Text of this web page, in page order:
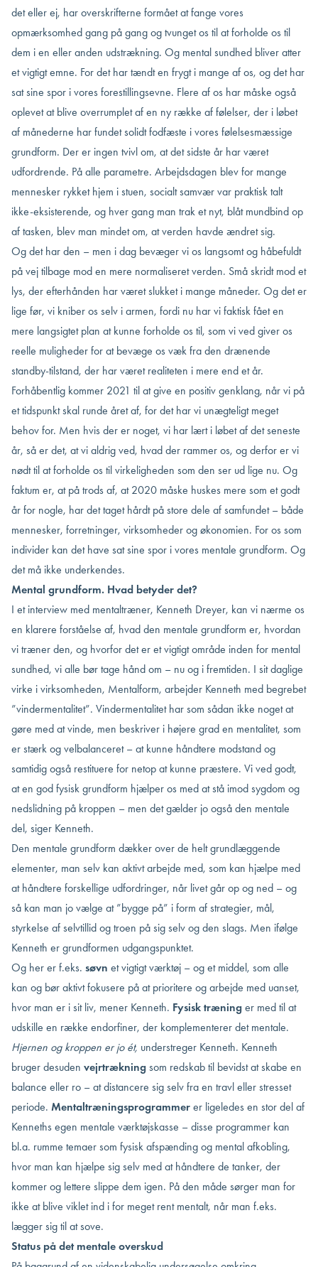
det eller ej, har overskrifterne formået at fange vores
opmærksomhed gang på gang og tvunget os til at forholde os til
dem i en eller anden udstrækning. Og mental sundhed bliver atter
et vigtigt emne. For det har tændt en frygt i mange af os, og det har
sat sine spor i vores forestillingsevne. Flere af os har måske også
oplevet at blive overrumplet af en ny række af følelser, der i løbet
af månederne har fundet solidt fodfæste i vores følelsesmæssige
grundform. Der er ingen tvivl om, at det sidste år har været
udfordrende. På alle parametre. Arbejdsdagen blev for mange
mennesker rykket hjem i stuen, socialt samvær var praktisk talt
ikke-eksisterende, og hver gang man trak et nyt, blåt mundbind op
af tasken, blev man mindet om, at verden havde ændret sig.
Og det har den – men i dag bevæger vi os langsomt og håbefuldt
på vej tilbage mod en mere normaliseret verden. Små skridt mod et
lys, der efterhånden har været slukket i mange måneder. Og det er
lige før, vi kniber os selv i armen, fordi nu har vi faktisk fået en
mere langsigtet plan at kunne forholde os til, som vi ved giver os
reelle muligheder for at bevæge os væk fra den drænende
standby-tilstand, der har været realiteten i mere end et år.
Forhåbentlig kommer 2021 til at give en positiv genklang, når vi på
et tidspunkt skal runde året af, for det har vi unægteligt meget
behov for. Men hvis der er noget, vi har lært i løbet af det seneste
år, så er det, at vi aldrig ved, hvad der rammer os, og derfor er vi
nødt til at forholde os til virkeligheden som den ser ud lige nu. Og
faktum er, at på trods af, at 2020 måske huskes mere som et godt
år for nogle, har det taget hårdt på store dele af samfundet – både
mennesker, forretninger, virksomheder og økonomien. For os som
individer kan det have sat sine spor i vores mentale grundform. Og
det må ikke underkendes.
Mental grundform. Hvad betyder det?
I et interview med mentaltræner, Kenneth Dreyer, kan vi nærme os
en klarere forståelse af, hvad den mentale grundform er, hvordan
vi træner den, og hvorfor det er et vigtigt område inden for mental
sundhed, vi alle bør tage hånd om – nu og i fremtiden. I sit daglige
virke i virksomheden, Mentalform, arbejder Kenneth med begrebet
”vindermentalitet”. Vindermentalitet har som sådan ikke noget at
gøre med at vinde, men beskriver i højere grad en mentalitet, som
er stærk og velbalanceret – at kunne håndtere modstand og
samtidig også restituere for netop at kunne præstere. Vi ved godt,
at en god fysisk grundform hjælper os med at stå imod sygdom og
nedslidning på kroppen – men det gælder jo også den mentale
del, siger Kenneth.
Den mentale grundform dækker over de helt grundlæggende
elementer, man selv kan aktivt arbejde med, som kan hjælpe med
at håndtere forskellige udfordringer, når livet går op og ned – og
så kan man jo vælge at ”bygge på” i form af strategier, mål,
styrkelse af selvtillid og troen på sig selv og den slags. Men ifølge
Kenneth er grundformen udgangspunktet.
Og her er f.eks. søvn et vigtigt værktøj – og et middel, som alle
kan og bør aktivt fokusere på at prioritere og arbejde med uanset,
hvor man er i sit liv, mener Kenneth. Fysisk træning er med til at
udskille en række endorfiner, der komplementerer det mentale.
Hjernen og kroppen er jo ét, understreger Kenneth. Kenneth
bruger desuden vejrtrækning som redskab til bevidst at skabe en
balance eller ro – at distancere sig selv fra en travl eller stresset
periode. Mentaltræningsprogrammer er ligeledes en stor del af
Kenneths egen mentale værktøjskasse – disse programmer kan
bl.a. rumme temaer som fysisk afspænding og mental afkobling,
hvor man kan hjælpe sig selv med at håndtere de tanker, der
kommer og lettere slippe dem igen. På den måde sørger man for
ikke at blive viklet ind i for meget rent mentalt, når man f.eks.
lægger sig til at sove.
Status på det mentale overskud